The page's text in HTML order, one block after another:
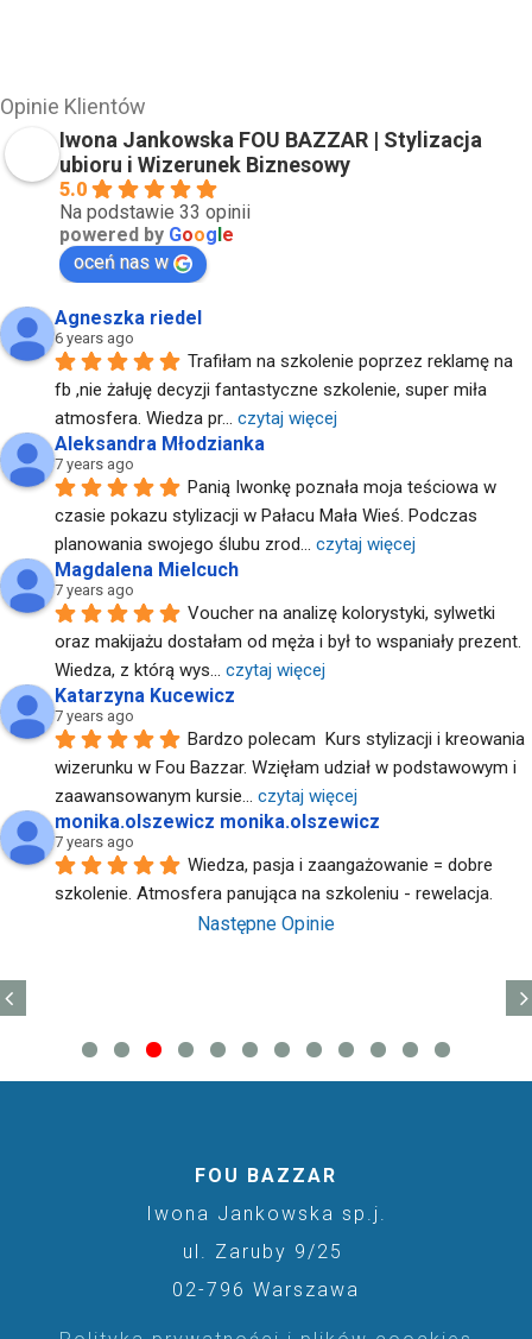
Opinie Klientów
Iwona Jankowska FOU BAZZAR | Stylizacja
ubioru i Wizerunek Biznesowy
5.0
Na podstawie 33 opinii
powered by Google
oceń nas w
Agneszka riedel
6 years ago
Trafiłam na szkolenie poprzez reklamę na
fb ,nie żałuję decyzji fantastyczne szkolenie, super miła
atmosfera. Wiedza pr... czytaj więcej
Aleksandra Młodzianka
7 years ago
Panią Iwonkę poznała moja teściowa w
czasie pokazu stylizacji w Pałacu Mała Wieś. Podczas
planowania swojego ślubu zrod... czytaj więcej
Magdalena Mielcuch
7 years ago
Voucher na analizę kolorystyki, sylwetki
oraz makijażu dostałam od męża i był to wspaniały prezent.
Wiedza, z którą wys... czytaj więcej
Katarzyna Kucewicz
7 years ago
Bardzo polecam  Kurs stylizacji i kreowania
wizerunku w Fou Bazzar. Wzięłam udział w podstawowym i
zaawansowanym kursie... czytaj więcej
monika.olszewicz monika.olszewicz
7 years ago
Wiedza, pasja i zaangażowanie = dobre
szkolenie. Atmosfera panująca na szkoleniu - rewelacja.
Następne Opinie
FOU BAZZAR
Iwona Jankowska sp.j.
ul. Zaruby 9/25
02-796 Warszawa